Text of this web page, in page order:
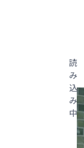
読
み
込
み
中...